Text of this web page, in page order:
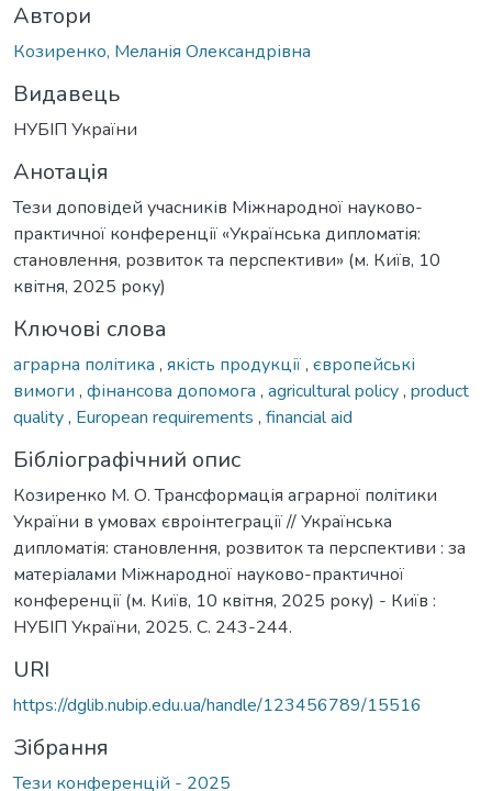
Автори
Козиренко, Меланія Олександрівна
Видавець
НУБІП України
Анотація
Тези доповідей учасників Міжнародної науково-
практичної конференції «Українська дипломатія:
становлення, розвиток та перспективи» (м. Київ, 10
квітня, 2025 року)
Ключові слова
аграрна політика , якість продукції, європейські
вимоги , фінансова допомога , agricultural policy, product
quality, European requirements , financial aid
Бібліографічний опис
Козиренко М. О. Трансформація аграрної політики
України в умовах євроінтеграції // Українська
дипломатія: становлення, розвиток та перспективи : за
матеріалами Міжнародної науково-практичної
конференції (м. Київ, 10 квітня, 2025 року) - Київ :
НУБІП України, 2025. С. 243-244.
URI
https://dglib.nubip.edu.ua/handle/123456789/15516
Зібрання
Тези конференцій - 2025